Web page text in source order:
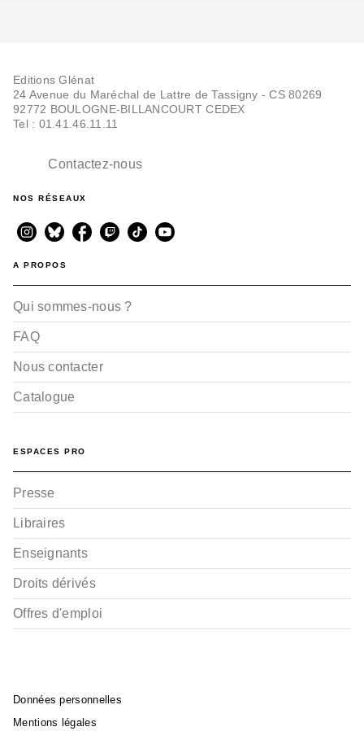
Editions Glénat
24 Avenue du Maréchal de Lattre de Tassigny - CS 80269
92772 BOULOGNE-BILLANCOURT CEDEX
Tel : 01.41.46.11.11
Contactez-nous
NOS RÉSEAUX
A PROPOS
Qui sommes-nous ?
FAQ
Nous contacter
Catalogue
ESPACES PRO
Presse
Libraires
Enseignants
Droits dérivés
Offres d'emploi
Données personnelles
Mentions légales